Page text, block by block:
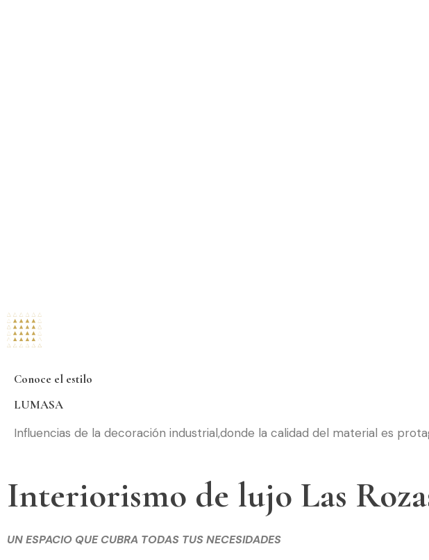
Conoce el estilo
LUMASA
Influencias de la decoración industrial,donde la calidad del material es
Interiorismo de lujo Las
UN ESPACIO QUE CUBRA TODAS TUS NECESIDADES